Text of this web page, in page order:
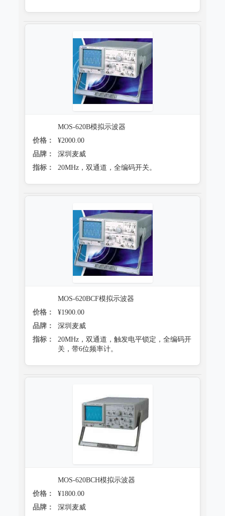
MOS-620B模拟示波器
价格：
¥2000.00
品牌：
深圳麦威
指标：
20MHz，双通道，全编码开关。
MOS-620BCF模拟示波器
价格：
¥1900.00
品牌：
深圳麦威
指标：
20MHz，双通道，触发电平锁定，全编码开
关，带6位频率计。
MOS-620BCH模拟示波器
价格：
¥1800.00
品牌：
深圳麦威